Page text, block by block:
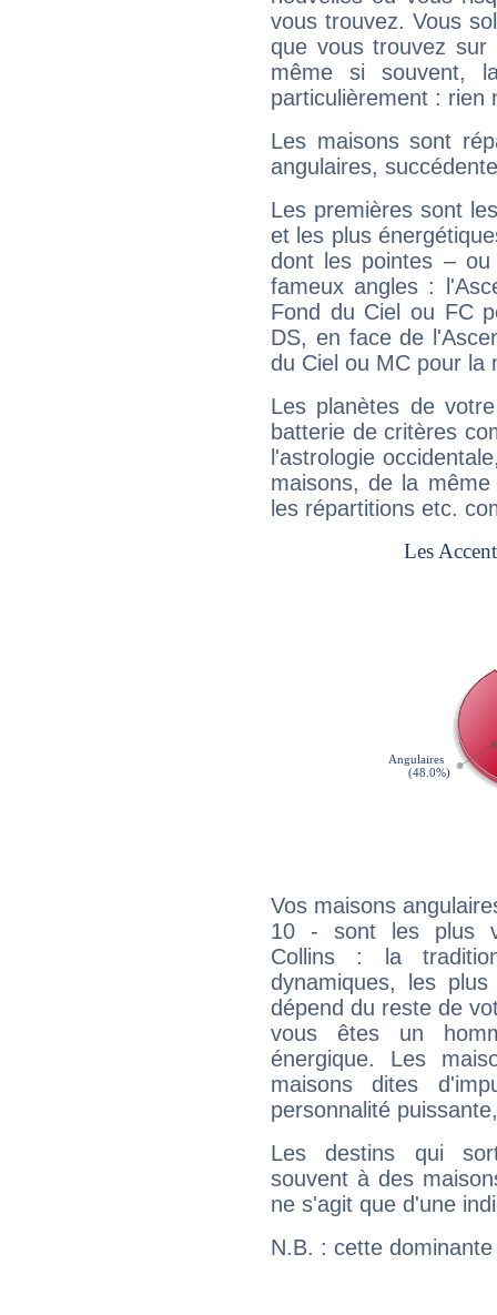
vous trouvez. Vous
que vous trouvez
même si souvent,
particulièrement : rien
Les maisons sont
angulaires,
Les premières sont
et les plus
dont les pointes –
fameux angles :
Fond du Ciel ou FC
DS, en face de
du Ciel ou MC pour la
Les planètes de
batterie de critères
l'astrologie
maisons, de la
les répartitions etc.
Vos maisons
10 - sont les plus
Collins : la
dynamiques, les
dépend du reste de
vous êtes un
énergique. Les
maisons dites
personnalité
Les destins qui
souvent à des
ne s'agit que d'une
N.B. : cette